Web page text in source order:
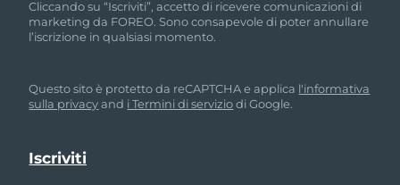
Cliccando su “Iscriviti”, accetto di ricevere comunicazioni di
marketing da FOREO. Sono consapevole di poter annullare
l’iscrizione in qualsiasi momento.
Questo sito è protetto da reCAPTCHA e applica l'informativa
sulla privacyand i Termini di serviziodi Google.